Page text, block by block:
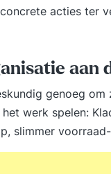
acties ter
aan
genoeg
werk spelen:
slimmer